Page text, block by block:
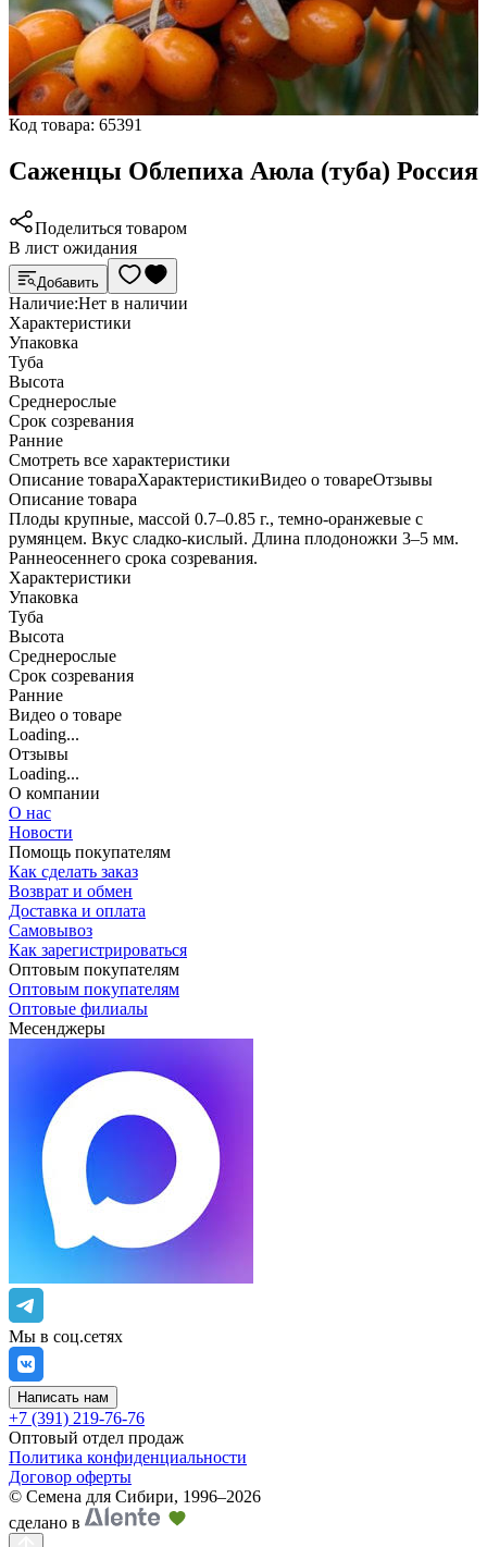
Код товара: 65391
Саженцы Облепиха Аюла (туба) Россия
Поделиться товаром
В лист ожидания
Добавить
Наличие:Нет в наличии
Характеристики
Упаковка
Туба
Высота
Среднерослые
Срок созревания
Ранние
Cмотреть все характеристики
Описание товараХарактеристикиВидео о товареОтзывы
Описание товара
Плоды крупные, массой 0.7–0.85 г., темно-оранжевые с
румянцем. Вкус сладко-кислый. Длина плодоножки 3–5 мм.
Раннеосеннего срока созревания.
Характеристики
Упаковка
Туба
Высота
Среднерослые
Срок созревания
Ранние
Видео о товаре
Loading...
Отзывы
Loading...
О компании
О нас
Новости
Помощь покупателям
Как сделать заказ
Возврат и обмен
Доставка и оплата
Самовывоз
Как зарегистрироваться
Оптовым покупателям
Оптовым покупателям
Оптовые филиалы
Месенджеры
Мы в соц.сетях
Написать нам
+7 (391) 219-76-76
Оптовый отдел продаж
Политика конфиденциальности
Договор оферты
© Семена для Сибири, 1996–2026
сделано в